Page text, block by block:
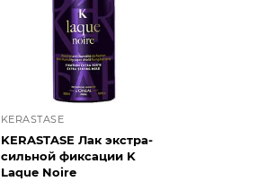
KERASTASE
KERASTASE Лак экстра-
сильной фиксации K
Laque Noire